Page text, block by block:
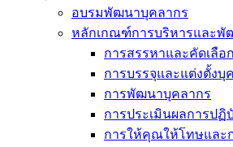
อบรมพัฒนาบุคลากร
หลักเกณฑ์การบริหารและพั
การสรรหาและคัดเลือ
การบรรจุและแต่งตั้งบุ
การพัฒนาบุคลากร
การประเมินผลการปฏิ
การให้คุณให้โทษและ